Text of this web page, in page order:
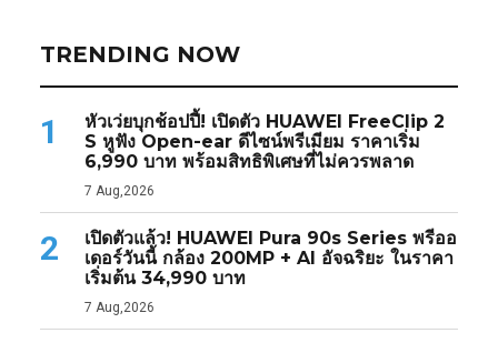
TRENDING NOW
1
หัวเว่ยบุกช้อปปี้! เปิดตัว HUAWEI FreeClip 2
S หูฟัง Open-ear ดีไซน์พรีเมียม ราคาเริ่ม
6,990 บาท พร้อมสิทธิพิเศษที่ไม่ควรพลาด
7 Aug,2026
2
เปิดตัวแล้ว! HUAWEI Pura 90s Series พรีออ
เดอร์วันนี้ กล้อง 200MP + AI อัจฉริยะ ในราคา
เริ่มต้น 34,990 บาท
7 Aug,2026